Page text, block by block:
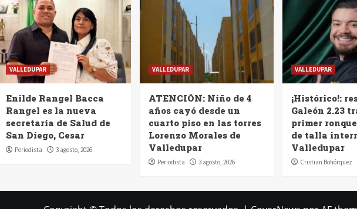
VALLEDUPAR
Enilde Rangel Bacca
Rangel es la nueva
secretaria de Salud de
San Diego, Cesar
Periodista 3 agosto, 2026
VALLEDUPAR
ATENCIÓN: Niño de 4
años cayó desde un
cuarto piso en las torres
Lorenzo Morales de
Valledupar
Periodista 3 agosto, 2026
VALLEDUPAR
¡Histórico!:
Galeón 2.23
primer
de talla
Valledupar
Cristian Bohórquez